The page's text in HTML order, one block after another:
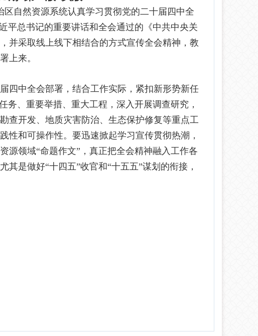
自然资源系统认真学习贯彻党的二十届四中全
平总书记的重要讲话和全会通过的《中共中央关
并采取线上线下相结合的方式宣传全会精神，教
上来。
中全会部署，结合工作实际，紧扣新形势新任
务、重要举措、重大工程，深入开展调查研究，
查开发、地质灾害防治、生态保护修复等重点工
性和可操作性。要迅速掀起学习宣传贯彻热潮，
源领域“命题作文”，真正把全会精神融入工作各
是做好“十四五”收官和“十五五”谋划的衔接，